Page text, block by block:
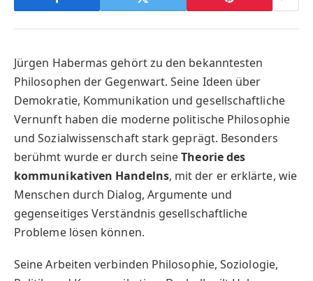
Jürgen Habermas gehört zu den bekanntesten
Philosophen der Gegenwart. Seine Ideen über
Demokratie, Kommunikation und gesellschaftliche
Vernunft haben die moderne politische Philosophie
und Sozialwissenschaft stark geprägt. Besonders
berühmt wurde er durch seineTheorie des
kommunikativen Handelns, mit der er erklärte, wie
Menschen durch Dialog, Argumente und
gegenseitiges Verständnis gesellschaftliche
Probleme lösen können.
Seine Arbeiten verbinden Philosophie, Soziologie,